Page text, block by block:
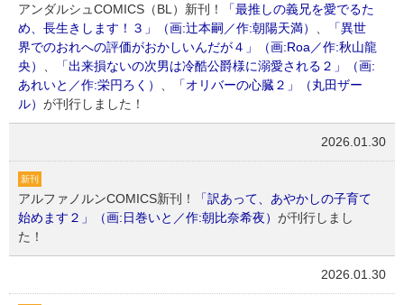
アンダルシュCOMICS（BL）新刊！
「最推しの義兄を愛でるた
め、長生きします！３」（画:辻本嗣／作:朝陽天満）
「異世
界でのおれへの評価がおかしいんだが４」（画:Roa／作:秋山龍
央）
「出来損ないの次男は冷酷公爵様に溺愛される２」（画:
あれいと／作:栄円ろく）
「オリバーの心臓２」（丸田ザー
ル） が刊行しました！
2026.01.30
新刊
アルファノルンCOMICS新刊！
「訳あって、あやかしの子育て
始めます２」（画:日巻いと／作:朝比奈希夜） が刊行しまし
た！
2026.01.30